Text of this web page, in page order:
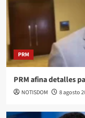
PRM
PRM afina detalles
NOTISDOM 8 agosto